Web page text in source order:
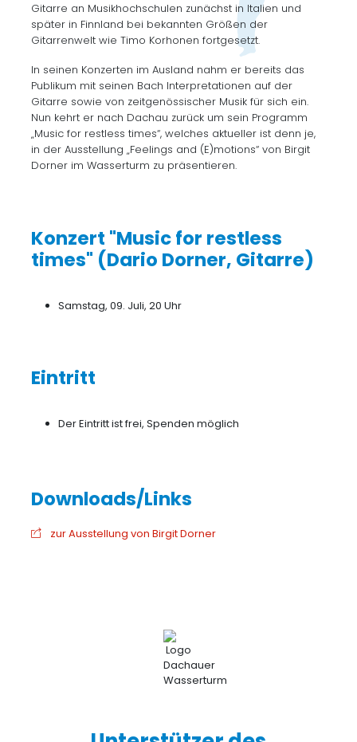
Gitarre an Musikhochschulen zunächst in Italien und
später in Finnland bei bekannten Größen der
Gitarrenwelt wie Timo Korhonen fortgesetzt.
In seinen Konzerten im Ausland nahm er bereits das
Publikum mit seinen Bach Interpretationen auf der
Gitarre sowie von zeitgenössischer Musik für sich ein.
Nun kehrt er nach Dachau zurück um sein Programm
„Music for restless times“, welches aktueller ist denn je,
in der Ausstellung „Feelings and (E)motions“ von Birgit
Dorner im Wasserturm zu präsentieren.
Konzert "Music for restless
times" (Dario Dorner, Gitarre)
Samstag, 09. Juli, 20 Uhr
Eintritt
Der Eintritt ist frei, Spenden möglich
zur Ausstellung von Birgit Dorner